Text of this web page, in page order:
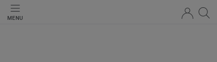
MENU